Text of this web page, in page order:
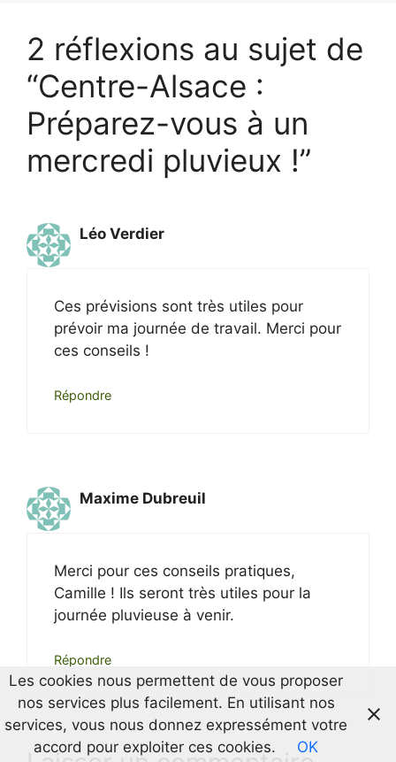
2 réflexions au sujet de
“Centre-Alsace :
Préparez-vous à un
mercredi pluvieux !”
Léo Verdier
Ces prévisions sont très utiles pour
prévoir ma journée de travail. Merci pour
ces conseils !
Répondre
Maxime Dubreuil
Merci pour ces conseils pratiques,
Camille ! Ils seront très utiles pour la
journée pluvieuse à venir.
Répondre
Les cookies nous permettent de vous proposer
nos services plus facilement. En utilisant nos
services, vous nous donnez expressément votre
accord pour exploiter ces cookies.
OK